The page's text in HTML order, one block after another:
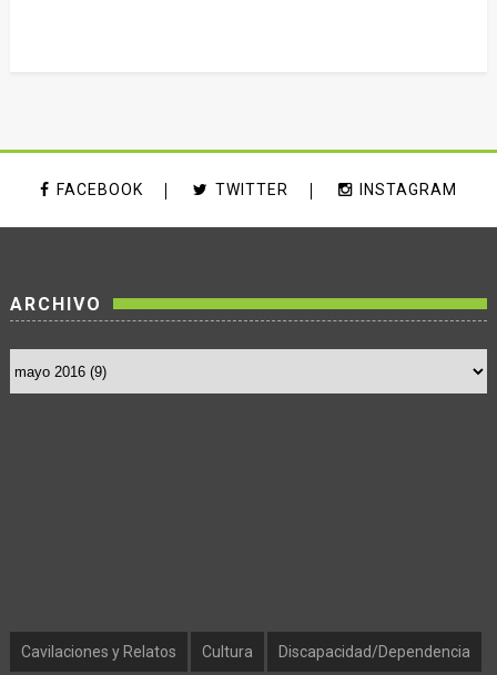
FACEBOOK TWITTER INSTAGRAM
ARCHIVO
Cavilaciones y Relatos Cultura Discapacidad/Dependencia